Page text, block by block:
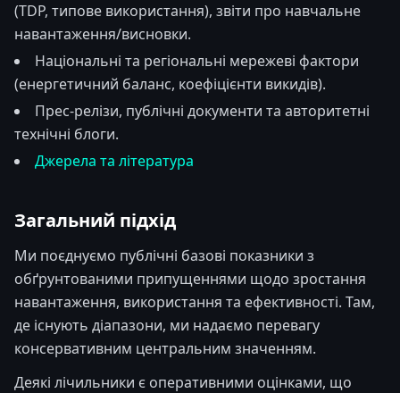
(TDP, типове використання), звіти про навчальне
навантаження/висновки.
Національні та регіональні мережеві фактори
(енергетичний баланс, коефіцієнти викидів).
Прес-релізи, публічні документи та авторитетні
технічні блоги.
Джерела та література
Загальний підхід
Ми поєднуємо публічні базові показники з
обґрунтованими припущеннями щодо зростання
навантаження, використання та ефективності. Там,
де існують діапазони, ми надаємо перевагу
консервативним центральним значенням.
Деякі лічильники є оперативними оцінками, що